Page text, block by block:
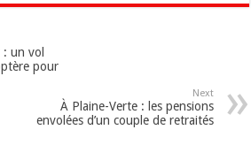
un vol
pour
Next
À Plaine-Verte : les pensions
envolées d’un couple de retraités